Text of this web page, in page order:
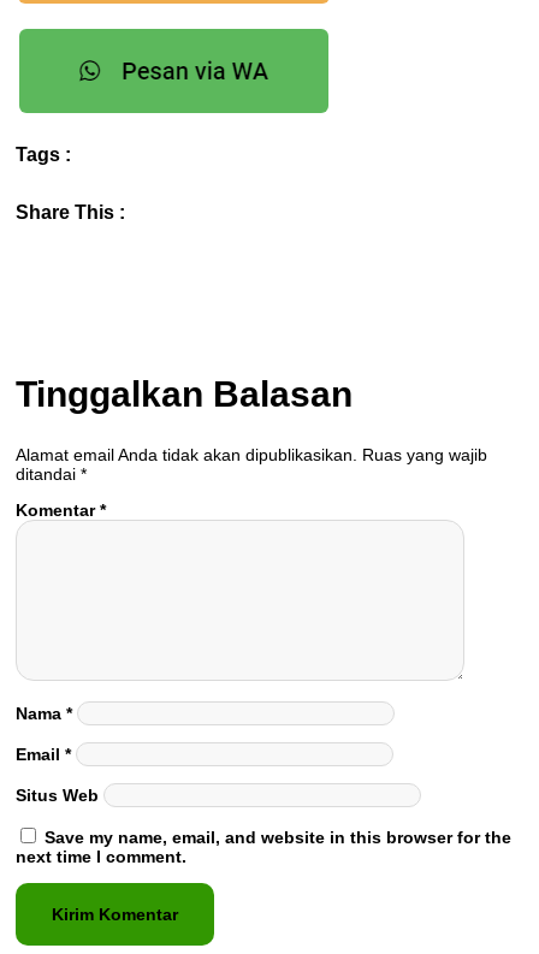
Tags :
Share This :
Tinggalkan Balasan
Alamat email Anda tidak akan dipublikasikan.
Ruas yang wajib
ditandai *
Komentar*
Nama *
Email *
Situs Web
Save my name, email, and website in this browser for the
next time I comment.